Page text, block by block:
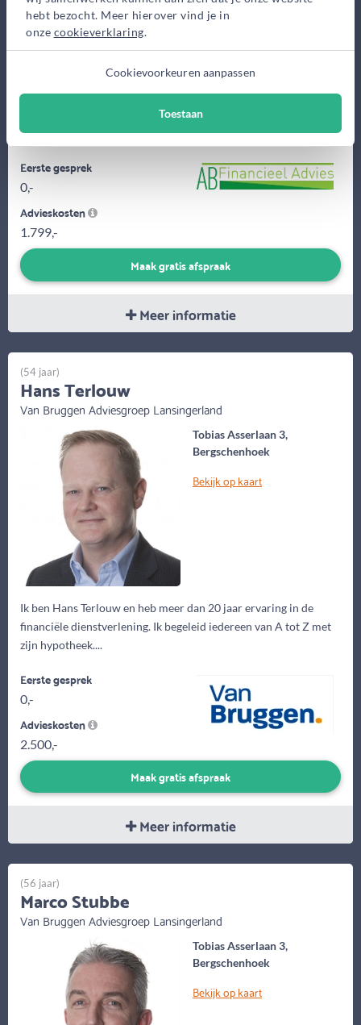
hebt bezocht. Meer hierover vind je in
onze cookieverklaring.
Cookievoorkeuren aanpassen
Toestaan
Wij bieden hypotheekadvies vanaf € 1.799,- voor starters en €
1.999,- voor doorstromers. Wij zijn gespecialiseerd in
hypotheek-...
Eerste gesprek
0,-
Advieskosten
1.799,-
Maak gratis afspraak
Meer informatie
Tobias Asserlaan 3,
Bergschenhoek
Bekijk op kaart
Ik ben Hans Terlouw en heb meer dan 20 jaar ervaring in de
financiële dienstverlening. Ik begeleid iedereen van A tot Z met
zijn hypotheek....
(54 jaar)
Hans Terlouw
Van Bruggen Adviesgroep Lansingerland
Eerste gesprek
0,-
Advieskosten
2.500,-
Maak gratis afspraak
Meer informatie
Tobias Asserlaan 3,
Bergschenhoek
Bekijk op kaart
(56 jaar)
Marco Stubbe
Van Bruggen Adviesgroep Lansingerland